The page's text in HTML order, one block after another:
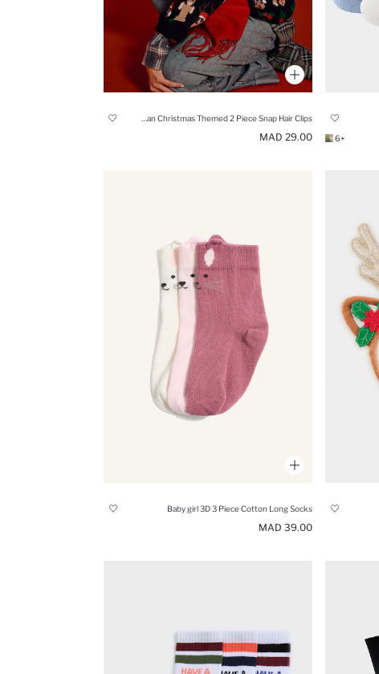
+6
29.00 MAD
Baby girl 3D 3 Piece Cotton Long Socks
39.00 MAD